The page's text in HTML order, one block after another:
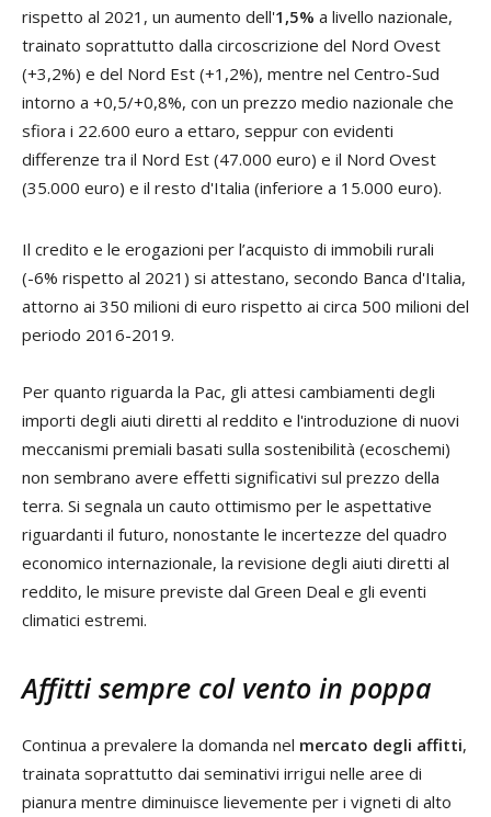
rispetto al 2021, un aumento dell'1,5% a livello nazionale,
trainato soprattutto dalla circoscrizione del Nord Ovest
(+3,2%) e del Nord Est (+1,2%), mentre nel Centro-Sud
intorno a +0,5/+0,8%, con un prezzo medio nazionale che
sfiora i 22.600 euro a ettaro, seppur con evidenti
differenze tra il Nord Est (47.000 euro) e il Nord Ovest
(35.000 euro) e il resto d'Italia (inferiore a 15.000 euro).
Il credito e le erogazioni per l’acquisto di immobili rurali
(-6% rispetto al 2021) si attestano, secondo Banca d'Italia,
attorno ai 350 milioni di euro rispetto ai circa 500 milioni del
periodo 2016-2019.
Per quanto riguarda la Pac, gli attesi cambiamenti degli
importi degli aiuti diretti al reddito e l'introduzione di nuovi
meccanismi premiali basati sulla sostenibilità (ecoschemi)
non sembrano avere effetti significativi sul prezzo della
terra. Si segnala un cauto ottimismo per le aspettative
riguardanti il futuro, nonostante le incertezze del quadro
economico internazionale, la revisione degli aiuti diretti al
reddito, le misure previste dal Green Deal e gli eventi
climatici estremi.
Affitti sempre col vento in poppa
Continua a prevalere la domanda nel mercato degli affitti,
trainata soprattutto dai seminativi irrigui nelle aree di
pianura mentre diminuisce lievemente per i vigneti di alto